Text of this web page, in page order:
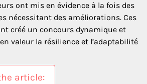
ont mis en évidence à la fois des
nécessitant des améliorations. Ces
créé un concours dynamique et
valeur la résilience et l’adaptabilité
article: